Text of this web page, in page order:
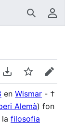
Buscar
Descarregar en
Vigilar
en Wismar - †
Alemà) fon
filosofia